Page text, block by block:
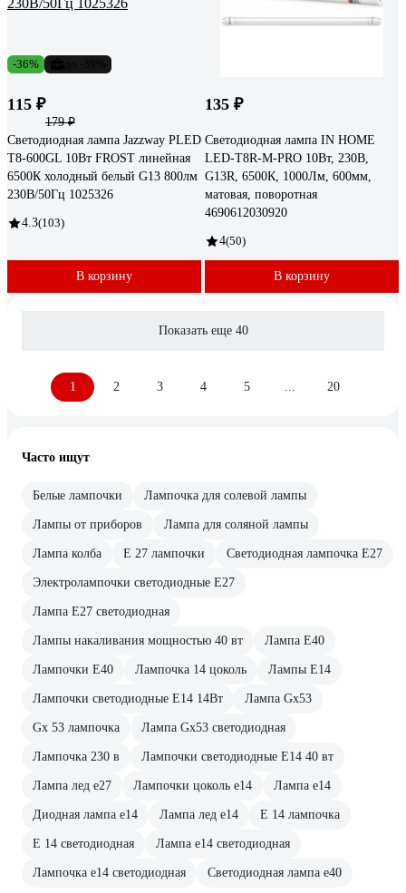
-36%
115 ₽
179 ₽
Светодиодная лампа Jazzway PLED
T8-600GL 10Вт FROST линейная
6500К холодный белый G13 800лм
230В/50Гц 1025326
4.3(103)
В корзину
135 ₽
Светодиодная лампа IN HOME
LED-T8R-M-PRO 10Вт, 230В,
G13R, 6500К, 1000Лм, 600мм,
матовая, поворотная
4690612030920
4(50)
В корзину
Показать еще 40
1 2 3 4 5 20
Часто ищут
Белые лампочки Лампочка для солевой лампы
Лампы от приборов Лампа для соляной лампы
Лампа колба E 27 лампочки Светодиодная лампочка E27
Электролампочки светодиодные E27
Лампа E27 светодиодная
Лампы накаливания мощностью 40 вт Лампа E40
Лампочки E40 Лампочка 14 цоколь Лампы E14
Лампочки светодиодные E14 14Вт Лампа Gx53
Gx 53 лампочка Лампа Gx53 светодиодная
Лампочка 230 в Лампочки светодиодные E14 40 вт
Лампа лед е27 Лампочки цоколь е14 Лампа е14
Диодная лампа е14 Лампа лед е14 Е 14 лампочка
Е 14 светодиодная Лампа е14 светодиодная
Лампочка е14 светодиодная Светодиодная лампа е40